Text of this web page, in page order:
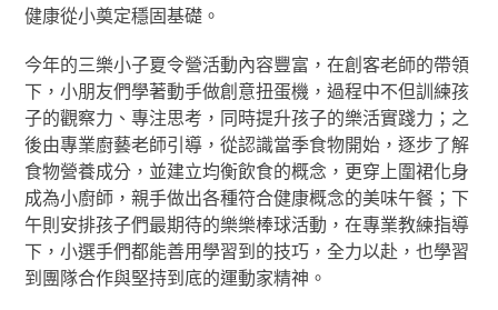
健康從小奠定穩固基礎。
今年的三樂小子夏令營活動內容豐富，在創客老師的帶領
下，小朋友們學著動手做創意扭蛋機，過程中不但訓練孩
子的觀察力、專注思考，同時提升孩子的樂活實踐力；之
後由專業廚藝老師引導，從認識當季食物開始，逐步了解
食物營養成分，並建立均衡飲食的概念，更穿上圍裙化身
成為小廚師，親手做出各種符合健康概念的美味午餐；下
午則安排孩子們最期待的樂樂棒球活動，在專業教練指導
下，小選手們都能善用學習到的技巧，全力以赴，也學習
到團隊合作與堅持到底的運動家精神。